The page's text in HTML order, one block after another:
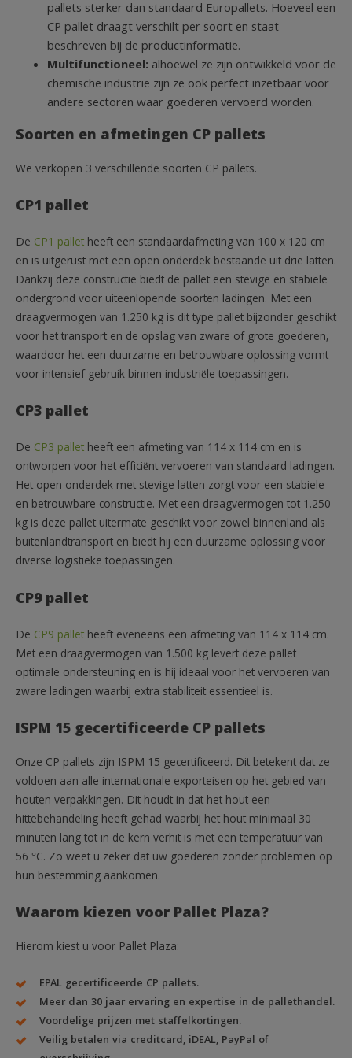
pallets sterker dan standaard Europallets. Hoeveel een
CP pallet draagt verschilt per soort en staat
beschreven bij de productinformatie.
Multifunctioneel: alhoewel ze zijn ontwikkeld voor de
chemische industrie zijn ze ook perfect inzetbaar voor
andere sectoren waar goederen vervoerd worden.
Soorten en afmetingen CP pallets
We verkopen 3 verschillende soorten CP pallets.
CP1 pallet
De CP1 pallet heeft een standaardafmeting van 100 x 120 cm
en is uitgerust met een open onderdek bestaande uit drie latten.
Dankzij deze constructie biedt de pallet een stevige en stabiele
ondergrond voor uiteenlopende soorten ladingen. Met een
draagvermogen van 1.250 kg is dit type pallet bijzonder geschikt
voor het transport en de opslag van zware of grote goederen,
waardoor het een duurzame en betrouwbare oplossing vormt
voor intensief gebruik binnen industriële toepassingen.
CP3 pallet
De CP3 pallet heeft een afmeting van 114 x 114 cm en is
ontworpen voor het efficiënt vervoeren van standaard ladingen.
Het open onderdek met stevige latten zorgt voor een stabiele
en betrouwbare constructie. Met een draagvermogen tot 1.250
kg is deze pallet uitermate geschikt voor zowel binnenland als
buitenlandtransport en biedt hij een duurzame oplossing voor
diverse logistieke toepassingen.
CP9 pallet
De CP9 pallet heeft eveneens een afmeting van 114 x 114 cm.
Met een draagvermogen van 1.500 kg levert deze pallet
optimale ondersteuning en is hij ideaal voor het vervoeren van
zware ladingen waarbij extra stabiliteit essentieel is.
ISPM 15 gecertificeerde CP pallets
Onze CP pallets zijn ISPM 15 gecertificeerd. Dit betekent dat ze
voldoen aan alle internationale exporteisen op het gebied van
houten verpakkingen. Dit houdt in dat het hout een
hittebehandeling heeft gehad waarbij het hout minimaal 30
minuten lang tot in de kern verhit is met een temperatuur van
56 °C. Zo weet u zeker dat uw goederen zonder problemen op
hun bestemming aankomen.
Waarom kiezen voor Pallet Plaza?
Hierom kiest u voor Pallet Plaza:
EPAL gecertificeerde CP pallets.
Meer dan 30 jaar ervaring en expertise in de pallethandel.
Voordelige prijzen met staffelkortingen.
Veilig betalen via creditcard, iDEAL, PayPal of